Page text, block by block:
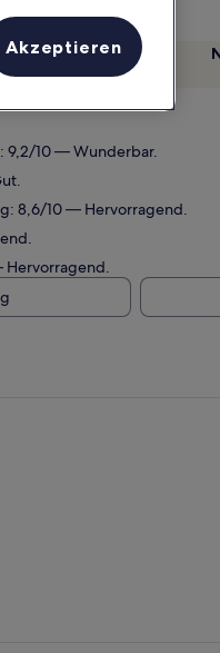
9,2/10 — Wunderbar.
8,6/10 — Hervorragend.
Hervorragend.
Akzeptieren